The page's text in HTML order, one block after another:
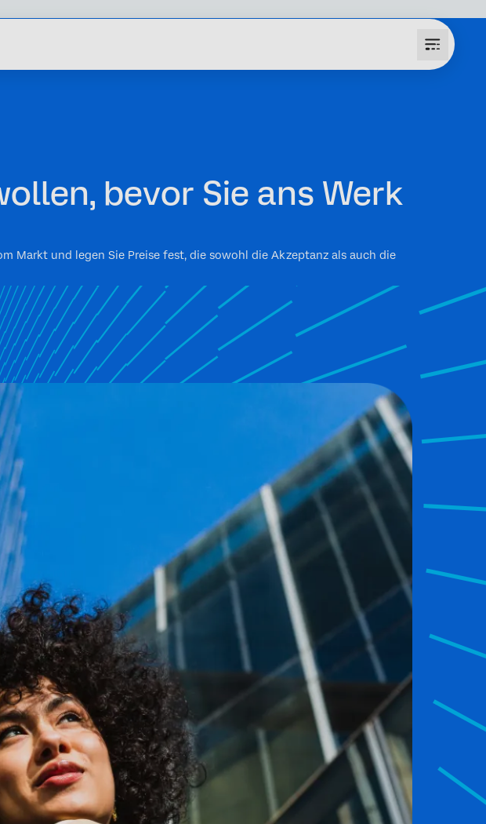
bevor Sie ans Werk
Markt und legen Sie Preise fest, die sowohl die Akzeptanz als auch die